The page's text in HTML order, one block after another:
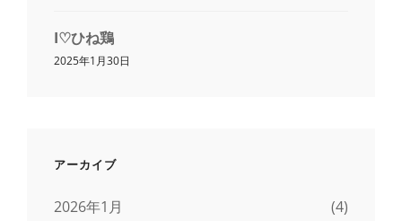
I♡ひね鶏
2025年1月30日
アーカイブ
2026年1月
(4)